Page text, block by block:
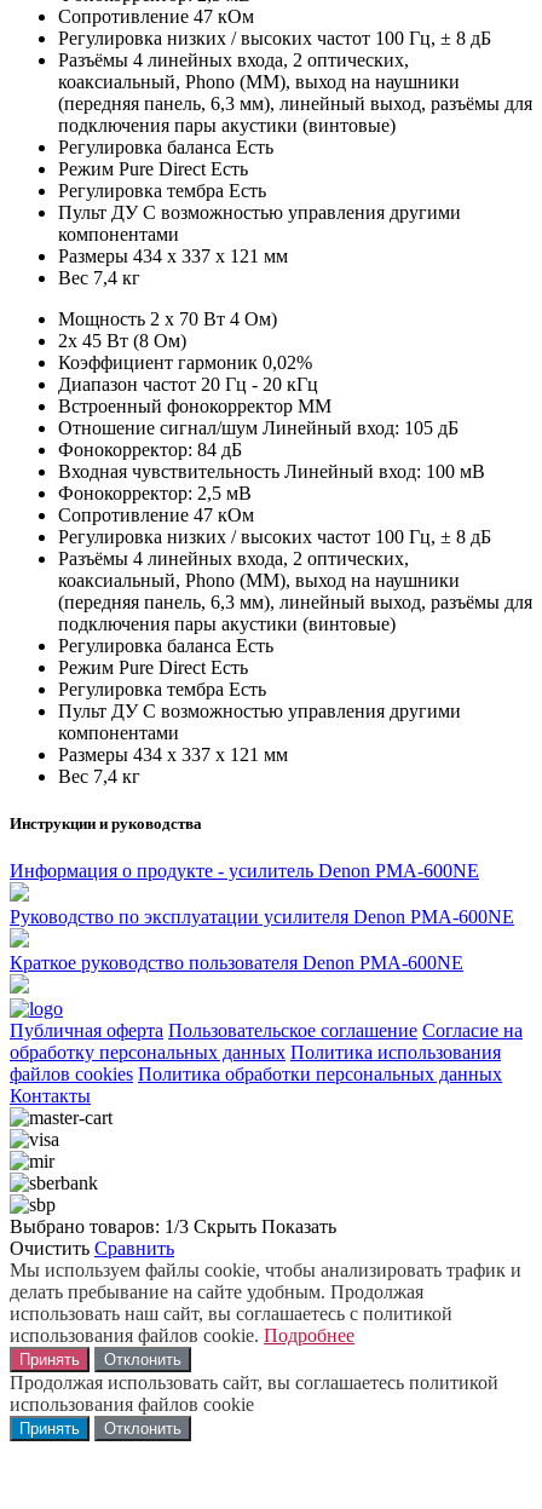
Сопротивление 47 кОм
Регулировка низких / высоких частот 100 Гц, ± 8 дБ
Разъёмы 4 линейных входа, 2 оптических,
коаксиальный, Phono (MM), выход на наушники
(передняя панель, 6,3 мм), линейный выход, разъёмы для
подключения пары акустики (винтовые)
Регулировка баланса Есть
Режим Pure Direct Есть
Регулировка тембра Есть
Пульт ДУ С возможностью управления другими
компонентами
Размеры 434 х 337 х 121 мм
Вес 7,4 кг
Мощность 2 х 70 Вт 4 Ом)
2х 45 Вт (8 Ом)
Коэффициент гармоник 0,02%
Диапазон частот 20 Гц - 20 кГц
Встроенный фонокорректор ММ
Отношение сигнал/шум Линейный вход: 105 дБ
Фонокорректор: 84 дБ
Входная чувствительность Линейный вход: 100 мВ
Фонокорректор: 2,5 мВ
Сопротивление 47 кОм
Регулировка низких / высоких частот 100 Гц, ± 8 дБ
Разъёмы 4 линейных входа, 2 оптических,
коаксиальный, Phono (MM), выход на наушники
(передняя панель, 6,3 мм), линейный выход, разъёмы для
подключения пары акустики (винтовые)
Регулировка баланса Есть
Режим Pure Direct Есть
Регулировка тембра Есть
Пульт ДУ С возможностью управления другими
компонентами
Размеры 434 х 337 х 121 мм
Вес 7,4 кг
Инструкции и руководства
Информация о продукте - усилитель Denon PMA-600NE
Руководство по эксплуатации усилителя Denon PMA-600NE
Краткое руководство пользователя Denon PMA-600NE
Публичная оферта Пользовательское соглашение Согласие на
обработку персональных данных Политика использования
файлов cookies Политика обработки персональных данных
Контакты
Выбрано товаров: 1/3 Скрыть Показать
Очистить Сравнить
Мы используем файлы cookie, чтобы анализировать трафик и
делать пребывание на сайте удобным. Продолжая
использовать наш сайт, вы соглашаетесь с политикой
использования файлов cookie. Подробнее
Принять Отклонить
Продолжая использовать сайт, вы соглашаетесь политикой
использования файлов cookie
Принять Отклонить